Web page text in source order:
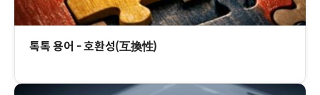
톡톡 용어 - 호환성(互換性)